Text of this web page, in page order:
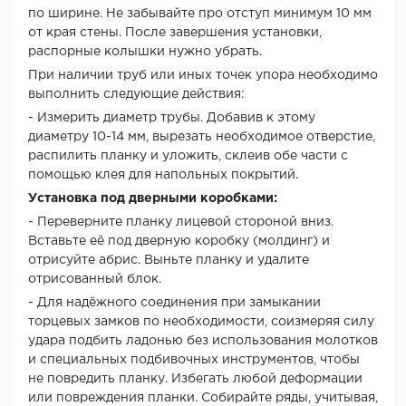
по ширине. Не забывайте про отступ минимум 10 мм
от края стены. После завершения установки,
распорные колышки нужно убрать.
При наличии труб или иных точек упора необходимо
выполнить следующие действия:
- Измерить диаметр трубы. Добавив к этому
диаметру 10-14 мм, вырезать необходимое отверстие,
распилить планку и уложить, склеив обе части с
помощью клея для напольных покрытий.
Установка под дверными коробками:
- Переверните планку лицевой стороной вниз.
Вставьте её под дверную коробку (молдинг) и
отрисуйте абрис. Выньте планку и удалите
отрисованный блок.
- Для надёжного соединения при замыкании
торцевых замков по необходимости, соизмеряя силу
удара подбить ладонью без использования молотков
и специальных подбивочных инструментов, чтобы
не повредить планку. Избегать любой деформации
или повреждения планки. Собирайте ряды, учитывая,